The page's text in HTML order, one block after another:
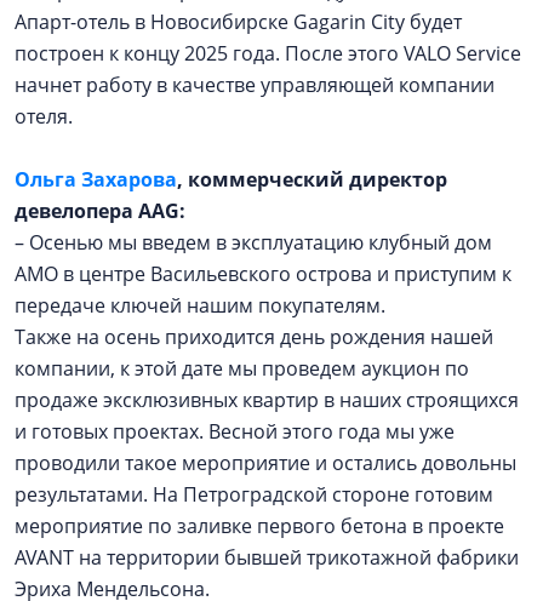
Апарт-отель в Новосибирске Gagarin City будет
построен к концу 2025 года. После этого VALO Service
начнет работу в качестве управляющей компании
отеля.
Ольга Захарова, коммерческий директор
девелопера AAG:
– Осенью мы введем в эксплуатацию клубный дом
АМО в центре Васильевского острова и приступим к
передаче ключей нашим покупателям.
Также на осень приходится день рождения нашей
компании, к этой дате мы проведем аукцион по
продаже эксклюзивных квартир в наших строящихся
и готовых проектах. Весной этого года мы уже
проводили такое мероприятие и остались довольны
результатами. На Петроградской стороне готовим
мероприятие по заливке первого бетона в проекте
AVANT на территории бывшей трикотажной фабрики
Эриха Мендельсона.